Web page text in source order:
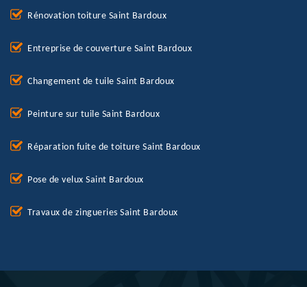
Rénovation toiture Saint Bardoux
Entreprise de couverture Saint Bardoux
Changement de tuile Saint Bardoux
Peinture sur tuile Saint Bardoux
Réparation fuite de toiture Saint Bardoux
Pose de velux Saint Bardoux
Travaux de zingueries Saint Bardoux